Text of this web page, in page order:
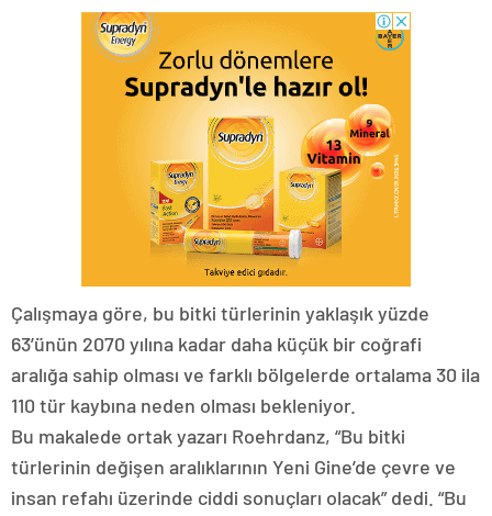
Çalışmaya göre, bu bitki türlerinin yaklaşık yüzde
63’ünün 2070 yılına kadar daha küçük bir coğrafi
aralığa sahip olması ve farklı bölgelerde ortalama 30 ila
110 tür kaybına neden olması bekleniyor.
Bu makalede ortak yazarı Roehrdanz, “Bu bitki
türlerinin değişen aralıklarının Yeni Gine’de çevre ve
insan refahı üzerinde ciddi sonuçları olacak” dedi. “Bu